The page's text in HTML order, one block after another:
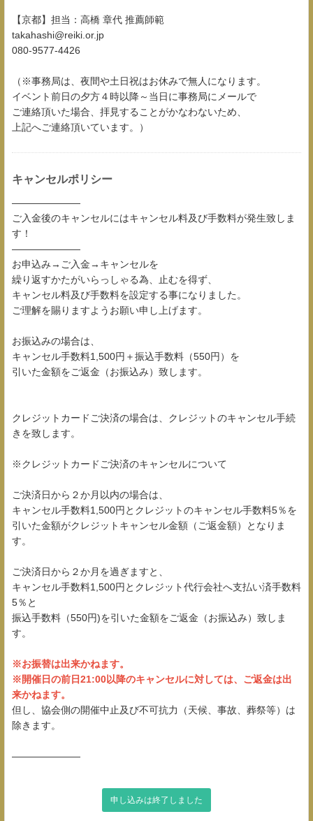
【京都】担当：高橋 章代 推薦師範
takahashi@reiki.or.jp
080-9577-4426
（※事務局は、夜間や土日祝はお休みで無人になります。
イベント前日の夕方４時以降～当日に事務局にメールで
ご連絡頂いた場合、拝見することがかなわないため、
上記へご連絡頂いています。）
キャンセルポリシー
―――――――
ご入金後のキャンセルにはキャンセル料及び手数料が発生致しま
す！
―――――――
お申込み→ご入金→キャンセルを
繰り返すかたがいらっしゃる為、止むを得ず、
キャンセル料及び手数料を設定する事になりました。
ご理解を賜りますようお願い申し上げます。
お振込みの場合は、
キャンセル手数料1,500円＋振込手数料（550円）を
引いた金額をご返金（お振込み）致します。
クレジットカードご決済の場合は、クレジットのキャンセル手続
きを致します。
※クレジットカードご決済のキャンセルについて
ご決済日から２か月以内の場合は、
キャンセル手数料1,500円とクレジットのキャンセル手数料5％を
引いた金額がクレジットキャンセル金額（ご返金額）となりま
す。
ご決済日から２か月を過ぎますと、
キャンセル手数料1,500円とクレジット代行会社へ支払い済手数料
5％と
振込手数料（550円)を引いた金額をご返金（お振込み）致しま
す。
※お振替は出来かねます。
※開催日の前日21:00以降のキャンセルに対しては、ご返金は出
来かねます。
但し、協会側の開催中止及び不可抗力（天候、事故、葬祭等）は
除きます。
―――――――
申し込みは終了しました